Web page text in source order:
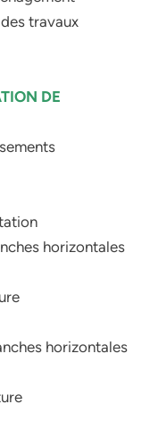
travaux
DE
horizontales
horizontales